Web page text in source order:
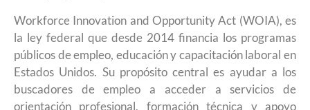
Workforce Innovation and Opportunity Act (WOIA), es
la ley federal que desde 2014 financia los programas
públicos de empleo, educación y capacitación laboral en
Estados Unidos. Su propósito central es ayudar a los
buscadores de empleo a acceder a servicios de
orientación profesional, formación técnica y apoyo